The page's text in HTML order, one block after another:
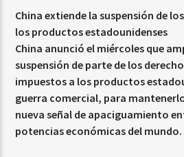
Beone Radio
China extiende la suspensión de
los productos estadounidenses
China anunció el miércoles que
suspensión de parte de los
impuestos a los productos
guerra comercial, para
nueva señal de apaciguamiento
potencias económicas del mundo.